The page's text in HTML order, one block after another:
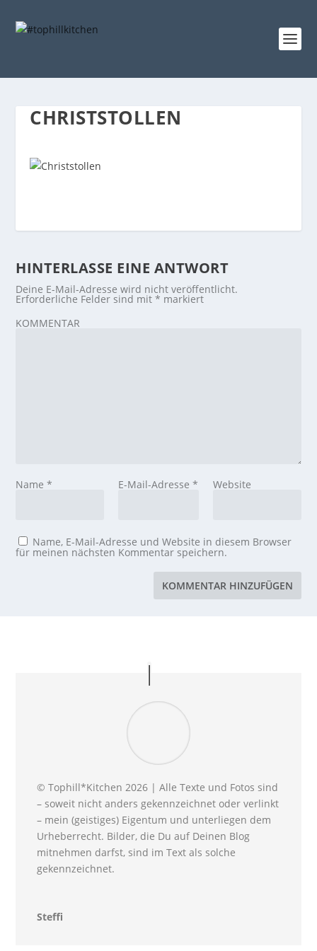
CHRISTSTOLLEN
HINTERLASSE EINE ANTWORT
Deine E-Mail-Adresse wird nicht veröffentlicht.
Erforderliche Felder sind mit* markiert
KOMMENTAR
Name* E-Mail-Adresse * Website
Name, E-Mail-Adresse und Website in diesem Browser
für meinen nächsten Kommentar speichern.
© Tophill*Kitchen 2026 | Alle Texte und Fotos sind
– soweit nicht anders gekennzeichnet oder verlinkt
– mein (geistiges) Eigentum und unterliegen dem
Urheberrecht. Bilder, die Du auf Deinen Blog
mitnehmen darfst, sind im Text als solche
gekennzeichnet.
Steffi